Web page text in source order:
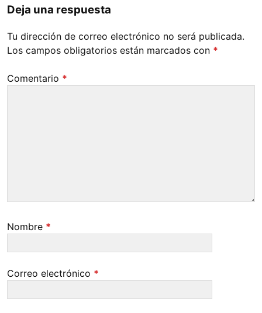
Deja una respuesta
Tu dirección de correo electrónico no será publicada.
Los campos obligatorios están marcados con *
Comentario *
Nombre *
Correo electrónico *